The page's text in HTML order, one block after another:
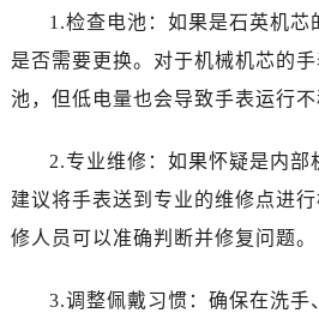
1.检查电池：如果是石英机芯
是否需要更换。对于机械机芯的
池，但低电量也会导致手表运行不
2.专业维修：如果怀疑是内部
建议将手表送到专业的维修点进
修人员可以准确判断并修复问题。
3.调整佩戴习惯：确保在洗手